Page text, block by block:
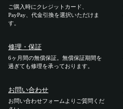
お届けについて
交換・返品
修理 ・保証
ご購入時にクレジットカード、
PayPay、代金引換を選択いただけま
す。
修理・保証
6ヶ月間の無償保証。無償保証期間を
過ぎても修理を承っております。
お問い合わせ
お問い合わせフォームよりご質問くだ